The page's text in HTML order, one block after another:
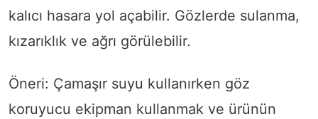
kalıcı hasara yol açabilir. Gözlerde sulanma,
kızarıklık ve ağrı görülebilir.
Öneri: Çamaşır suyu kullanırken göz
koruyucu ekipman kullanmak ve ürünün